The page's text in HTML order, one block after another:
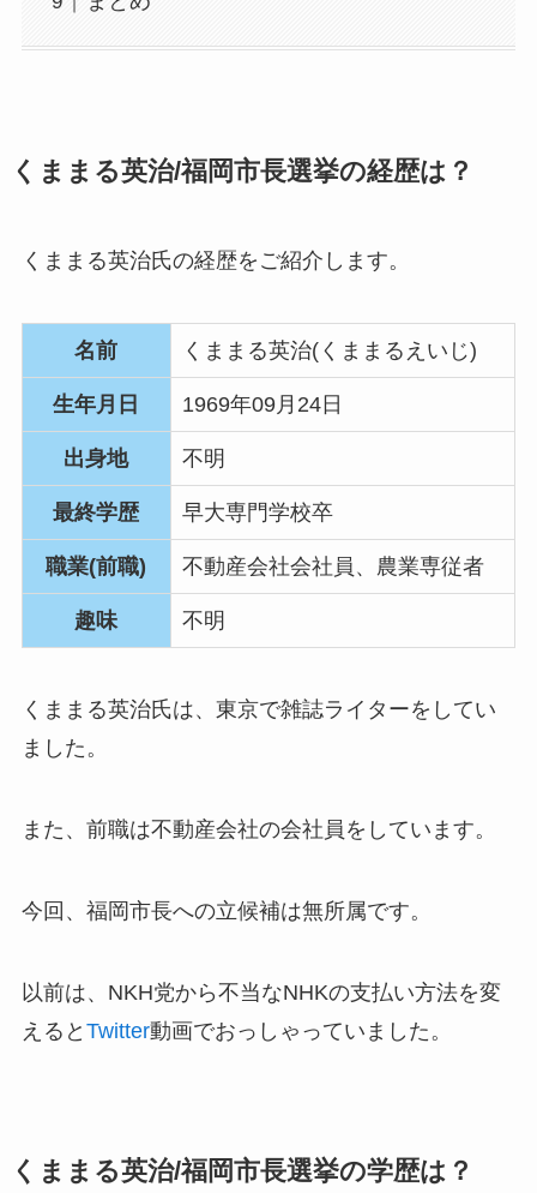
くままる英治/福岡市長選挙の経歴は？
くままる英治氏の経歴をご紹介します。
名前 くままる英治(くままるえいじ)
生年月日 1969年09月24日
出身地 不明
最終学歴 早大専門学校卒
職業(前職) 不動産会社会社員、農業専従者
趣味 不明
くままる英治氏は、東京で雑誌ライターをしてい
ました。
また、前職は不動産会社の会社員をしています。
今回、福岡市長への立候補は無所属です。
以前は、NKH党から不当なNHKの支払い方法を変
えると Twitter動画でおっしゃっていました。
くままる英治/福岡市長選挙の学歴は？